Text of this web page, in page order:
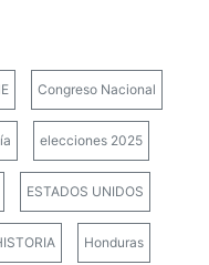
Congreso Nacional
elecciones 2025
ESTADOS UNIDOS
Honduras